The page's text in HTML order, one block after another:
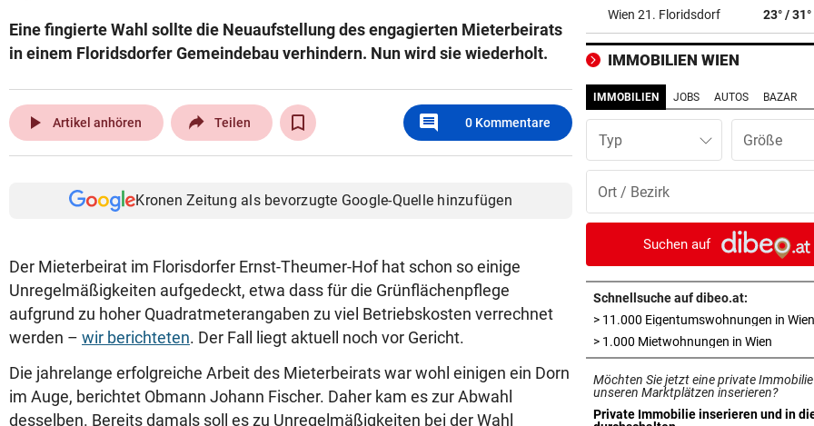
Eine fingierte Wahl sollte die Neuaufstellung des engagierten Mieterbeirats
in einem Floridsdorfer Gemeindebau verhindern. Nun wird sie wiederholt.
play_arrow Artikel anhören Teilen comment 0 Kommentare
Kronen Zeitung als bevorzugte Google-Quelle hinzufügen
Der Mieterbeirat im Florisdorfer Ernst-Theumer-Hof hat schon so einige
Unregelmäßigkeiten aufgedeckt, etwa dass für die Grünflächenpflege
aufgrund zu hoher Quadratmeterangaben zu viel Betriebskosten verrechnet
werden – wir berichteten. Der Fall liegt aktuell noch vor Gericht.
Die jahrelange erfolgreiche Arbeit des Mieterbeirats war wohl einigen ein Dorn
im Auge, berichtet Obmann Johann Fischer. Daher kam es zur Abwahl
desselben. Bereits damals soll es zu Unregelmäßigkeiten bei der Wahl
Schutz vor Drohnen?
hat keinen Plan
LÄNDLE-KICKER SIEGEN
3:1 nach 0:1! Altach dreht
gegen WSG Tirol
300.000 Euro auf
NACH WIEN AUF MYKONOS vor 2
Luxus am Meer! Sabalenka
gewährt private Einblicke
„IHR SEID DER HAMMER!“ vor 2
Feuerwehr befreite Kalb aus
misslicher Lage
Wien 21. Floridsdorf 23° / 31°
IMMOBILIEN WIEN
IMMOBILIEN JOBS AUTOS BAZAR
Typ
Suchen auf
Schnellsuche auf dibeo.at:
> 11.000 Eigentumswohnungen in Wien
> 1.000 Mietwohnungen in Wien
Möchten Sie jetzt eine private
unseren Marktplätzen inserieren?
Private Immobilie inserieren und in